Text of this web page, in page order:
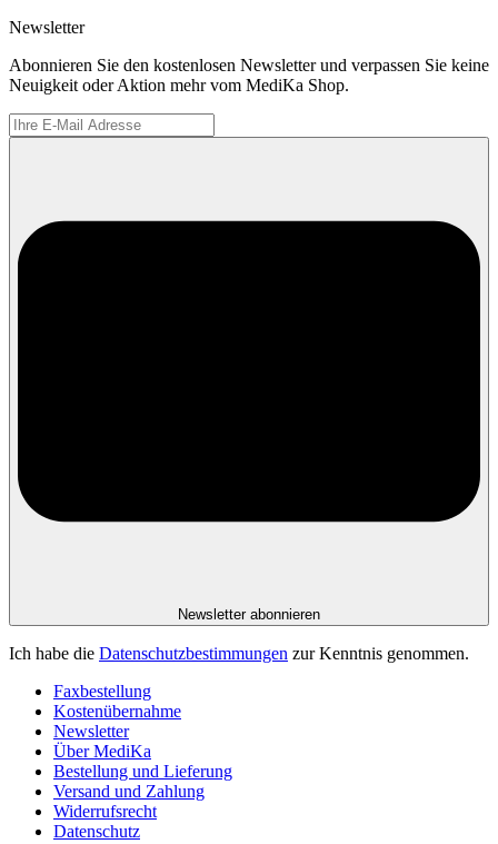
Newsletter
Abonnieren Sie den kostenlosen Newsletter und verpassen Sie keine
Neuigkeit oder Aktion mehr vom MediKa Shop.
Newsletter abonnieren
Ich habe die Datenschutzbestimmungen zur Kenntnis genommen.
Faxbestellung
Kostenübernahme
Newsletter
Über MediKa
Bestellung und Lieferung
Versand und Zahlung
Widerrufsrecht
Datenschutz